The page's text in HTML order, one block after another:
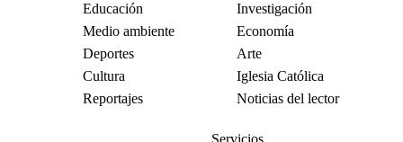
Educación
Investigación
Medio ambiente
Economía
Deportes
Arte
Cultura
Iglesia Católica
Reportajes
Noticias del lector
Servicios